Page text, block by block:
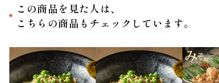
この商品を見た人は、
こちらの商品もチェックしています。